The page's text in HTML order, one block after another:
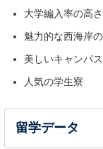
大学編入率の高さ
魅力的な西海岸
美しいキャンパス
人気の学生寮
留学データ